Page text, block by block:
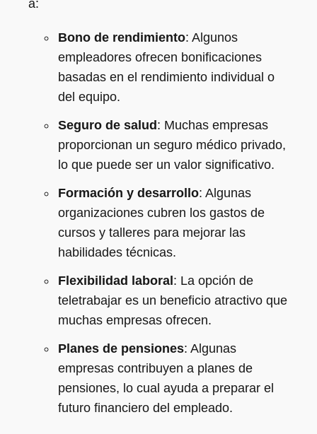
a:
Bono de rendimiento: Algunos
empleadores ofrecen bonificaciones
basadas en el rendimiento individual o
del equipo.
Seguro de salud : Muchas empresas
proporcionan un seguro médico privado,
lo que puede ser un valor significativo.
Formación y desarrollo: Algunas
organizaciones cubren los gastos de
cursos y talleres para mejorar las
habilidades técnicas.
Flexibilidad laboral : La opción de
teletrabajar es un beneficio atractivo que
muchas empresas ofrecen.
Planes de pensiones: Algunas
empresas contribuyen a planes de
pensiones, lo cual ayuda a preparar el
futuro financiero del empleado.